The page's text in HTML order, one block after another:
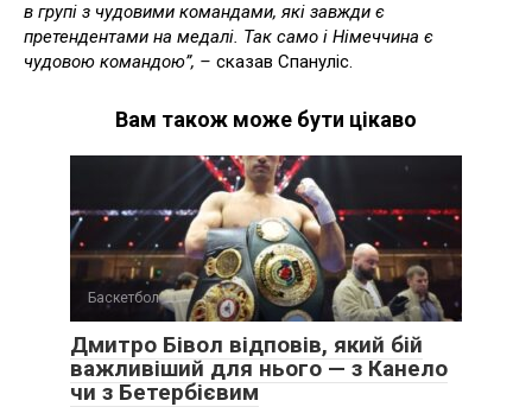
в групі з чудовими командами, які завжди є
претендентами на медалі. Так само і Німеччина є
чудовою командою”, – сказав Спануліс.
Вам також може бути цікаво
Баскетбол
Дмитро Бівол відповів, який бій
важливіший для нього — з Канело
чи з Бетербієвим